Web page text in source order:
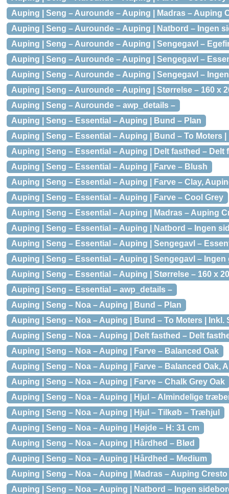
Auping | Seng – Aurounde – Auping | Madras – Auping
Auping | Seng – Aurounde – Auping | Natbord – Ingen
Auping | Seng – Aurounde – Auping | Sengegavl –
Auping | Seng – Aurounde – Auping | Sengegavl –
Auping | Seng – Aurounde – Auping | Sengegavl –
Auping | Seng – Aurounde – Auping | Størrelse – 160 x
Auping | Seng – Aurounde – awp_details –
Auping | Seng – Essential – Auping | Bund – Plan
Auping | Seng – Essential – Auping | Bund – To Moters |
Auping | Seng – Essential – Auping | Delt fasthed –
Auping | Seng – Essential – Auping | Farve – Blush
Auping | Seng – Essential – Auping | Farve – Clay,
Auping | Seng – Essential – Auping | Farve – Cool Grey
Auping | Seng – Essential – Auping | Madras – Auping
Auping | Seng – Essential – Auping | Natbord – Ingen
Auping | Seng – Essential – Auping | Sengegavl –
Auping | Seng – Essential – Auping | Sengegavl – Ingen
Auping | Seng – Essential – Auping | Størrelse – 160 x
Auping | Seng – Essential – awp_details –
Auping | Seng – Noa – Auping | Bund – Plan
Auping | Seng – Noa – Auping | Bund – To Moters | Inkl.
Auping | Seng – Noa – Auping | Delt fasthed – Delt
Auping | Seng – Noa – Auping | Farve – Balanced Oak
Auping | Seng – Noa – Auping | Farve – Balanced Oak,
Auping | Seng – Noa – Auping | Farve – Chalk Grey Oak
Auping | Seng – Noa – Auping | Hjul – Almindelige
Auping | Seng – Noa – Auping | Hjul – Tilkøb – Træhjul
Auping | Seng – Noa – Auping | Højde – H: 31 cm
Auping | Seng – Noa – Auping | Hårdhed – Blød
Auping | Seng – Noa – Auping | Hårdhed – Medium
Auping | Seng – Noa – Auping | Madras – Auping Cresto
Auping | Seng – Noa – Auping | Natbord – Ingen